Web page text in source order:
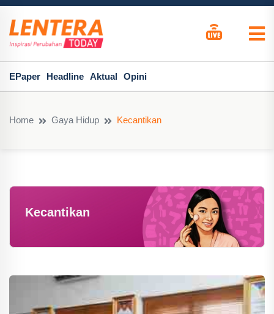
EPaper Headline Aktual Opini
Home Gaya Hidup Kecantikan
Kecantikan